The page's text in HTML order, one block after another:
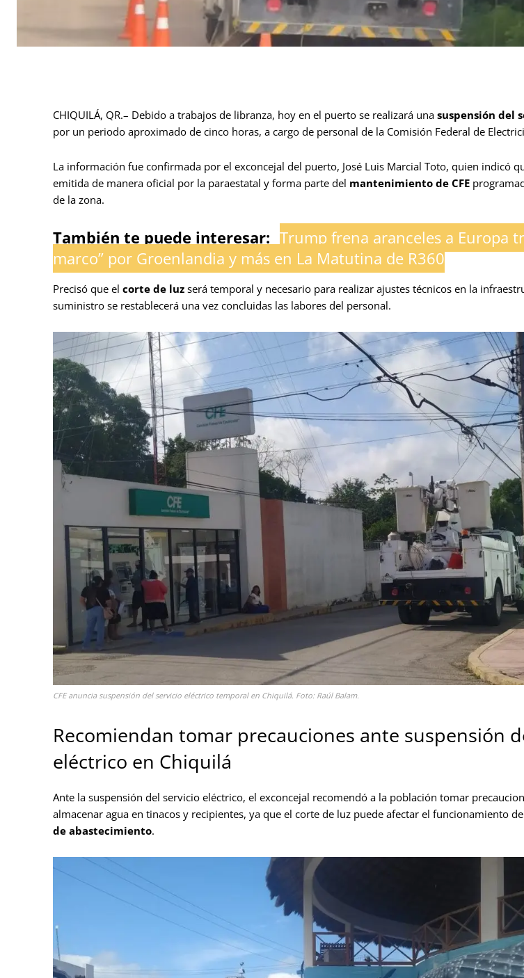
CHIQUILÁ, QR.– Debido a trabajos de libranza, hoy en el puerto se realizará una suspensión del
por un periodo aproximado de cinco horas, a cargo de personal de la Comisión Federal de
La información fue confirmada por el exconcejal del puerto, José Luis Marcial Toto, quien indicó
emitida de manera oficial por la paraestatal y forma parte del mantenimiento de CFE
de la zona.
También te puede interesar: Trump frena aranceles a Europa
marco” por Groenlandia y más en La Matutina de R360
Precisó que el corte de luz será temporal y necesario para realizar ajustes técnicos en la
suministro se restablecerá una vez concluidas las labores del personal.
CFE anuncia suspensión del servicio eléctrico temporal en Chiquilá. Foto: Raúl Balam.
Recomiendan tomar precauciones ante suspensión
eléctrico en Chiquilá
Ante la suspensión del servicio eléctrico, el exconcejal recomendó a la población tomar
almacenar agua en tinacos y recipientes, ya que el corte de luz puede afectar el funcionamiento
de abastecimiento.